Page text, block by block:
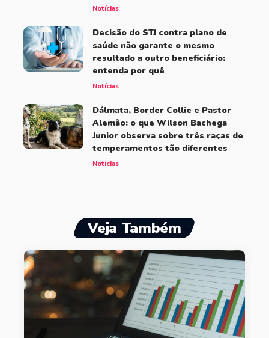
Notícias
Decisão do STJ contra plano de
saúde não garante o mesmo
resultado a outro beneficiário:
entenda por quê
Notícias
Dálmata, Border Collie e Pastor
Alemão: o que Wilson Bachega
Junior observa sobre três raças de
temperamentos tão diferentes
Notícias
Veja Também